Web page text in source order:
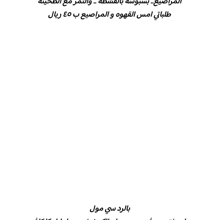
طلباتي امس القهوه و المراصيع ب ٤٥ ريال
بالرد سي مول